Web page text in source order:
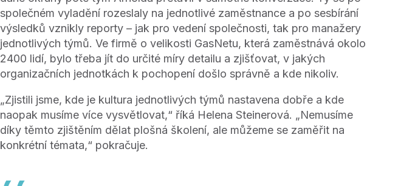
společném vyladění rozeslaly na jednotlivé zaměstnance a po sesbírání
výsledků vznikly reporty – jak pro vedení společnosti, tak pro manažery
jednotlivých týmů. Ve firmě o velikosti GasNetu, která zaměstnává okolo
2400 lidí, bylo třeba jít do určité míry detailu a zjišťovat, v jakých
organizačních jednotkách k pochopení došlo správně a kde nikoliv.
„Zjistili jsme, kde je kultura jednotlivých týmů nastavena dobře a kde
naopak musíme více vysvětlovat,“ říká Helena Steinerová. „Nemusíme
díky těmto zjištěním dělat plošná školení, ale můžeme se zaměřit na
konkrétní témata,“ pokračuje.